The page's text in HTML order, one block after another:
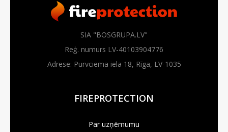
SIA "BOSGRUPA.LV"
Reģ. numurs LV-40103904776
Adrese: Purvciema iela 18, Rīga, LV-1035
FIREPROTECTION
Par uzņēmumu